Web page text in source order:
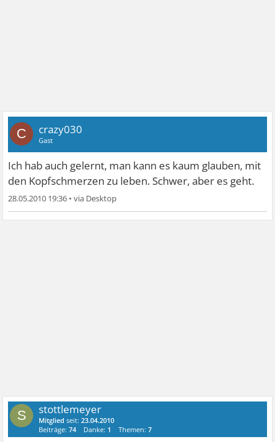
C crazy030
Gast
Ich hab auch gelernt, man kann es kaum glauben, mit
den Kopfschmerzen zu leben. Schwer, aber es geht.
28.05.2010 19:36 •
S stottlemeyer
Mitglied seit:23.04.2010
Beiträge:74 Danke: 1 Themen:7